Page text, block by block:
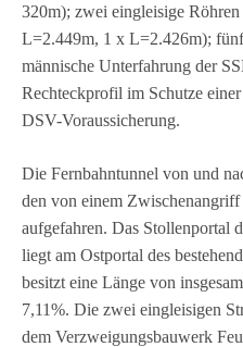
320m); zwei ein­glei­sige
L=2.449m, 1 x L=2.426m);
män­ni­sche Unt­er­fah­rung der
Recht­eck­pro­fil im Schutze
DSV-Voraussicherung.
Die Fern­bahn­tun­nel von und
den von einem
auf­ge­fah­ren. Das Stol­len­por­tal
liegt am Ost­por­tal des
besitzt eine Länge von
7,11%. Die zwei ein­glei­si­gen
dem Ver­zwei­gungs­bau­werk